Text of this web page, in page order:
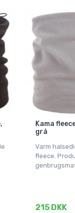
Kama
grå
Varm
fleece.
215 DKK